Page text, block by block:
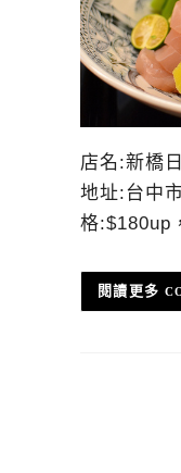
店名:新橋
地址:台中
格:$180up